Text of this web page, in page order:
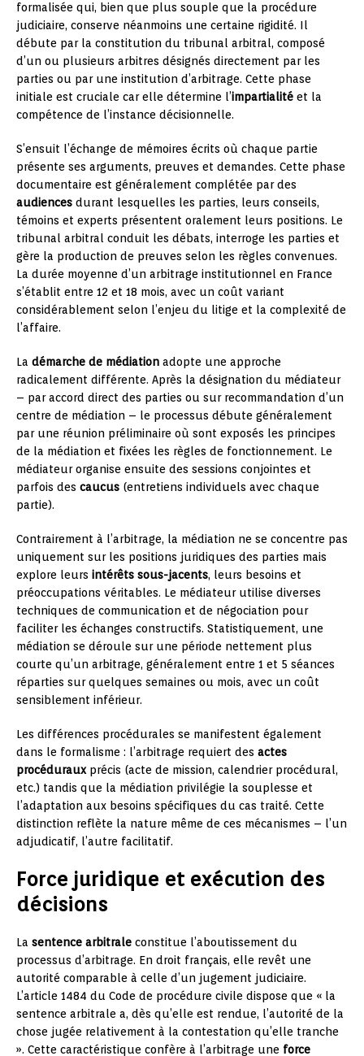
formalisée qui, bien que plus souple que la procédure
judiciaire, conserve néanmoins une certaine rigidité. Il
débute par la constitution du tribunal arbitral, composé
d’un ou plusieurs arbitres désignés directement par les
parties ou par une institution d’arbitrage. Cette phase
initiale est cruciale car elle détermine l’impartialité et la
compétence de l’instance décisionnelle.
S’ensuit l’échange de mémoires écrits où chaque partie
présente ses arguments, preuves et demandes. Cette phase
documentaire est généralement complétée par des
audiences durant lesquelles les parties, leurs conseils,
témoins et experts présentent oralement leurs positions. Le
tribunal arbitral conduit les débats, interroge les parties et
gère la production de preuves selon les règles convenues.
La durée moyenne d’un arbitrage institutionnel en France
s’établit entre 12 et 18 mois, avec un coût variant
considérablement selon l’enjeu du litige et la complexité de
l’affaire.
La démarche de médiation adopte une approche
radicalement différente. Après la désignation du médiateur
– par accord direct des parties ou sur recommandation d’un
centre de médiation – le processus débute généralement
par une réunion préliminaire où sont exposés les principes
de la médiation et fixées les règles de fonctionnement. Le
médiateur organise ensuite des sessions conjointes et
parfois des caucus (entretiens individuels avec chaque
partie).
Contrairement à l’arbitrage, la médiation ne se concentre pas
uniquement sur les positions juridiques des parties mais
explore leurs intérêts sous-jacents, leurs besoins et
préoccupations véritables. Le médiateur utilise diverses
techniques de communication et de négociation pour
faciliter les échanges constructifs. Statistiquement, une
médiation se déroule sur une période nettement plus
courte qu’un arbitrage, généralement entre 1 et 5 séances
réparties sur quelques semaines ou mois, avec un coût
sensiblement inférieur.
Les différences procédurales se manifestent également
dans le formalisme : l’arbitrage requiert des actes
procédurauxprécis (acte de mission, calendrier procédural,
etc.) tandis que la médiation privilégie la souplesse et
l’adaptation aux besoins spécifiques du cas traité. Cette
distinction reflète la nature même de ces mécanismes – l’un
adjudicatif, l’autre facilitatif.
Force juridique et exécution des
décisions
La sentence arbitrale constitue l’aboutissement du
processus d’arbitrage. En droit français, elle revêt une
autorité comparable à celle d’un jugement judiciaire.
L’article 1484 du Code de procédure civile dispose que « la
sentence arbitrale a, dès qu’elle est rendue, l’autorité de la
chose jugée relativement à la contestation qu’elle tranche
». Cette caractéristique confère à l’arbitrage une force